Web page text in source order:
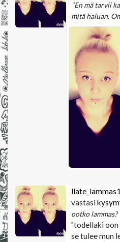
"En mä tarvii
mitä haluan.
llate_lammas1
vastasi
ootko lammas?
"todellaki oon
se tulee mun